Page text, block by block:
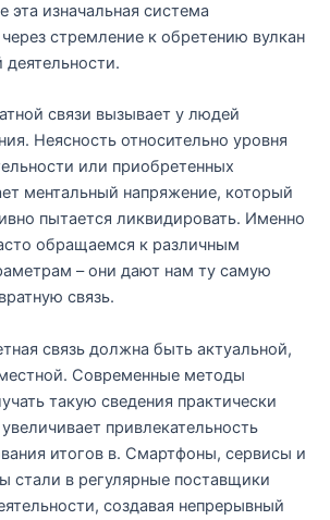
изначальная система
стремление к обретению вулкан
связи вызывает у людей
Неясность относительно уровня
или приобретенных
ментальный напряжение, который
пытается ликвидировать. Именно
обращаемся к различным
– они дают нам ту самую
связь.
связь должна быть актуальной,
Современные методы
такую сведения практически
привлекательность
итогов в. Смартфоны, сервисы и
стали в регулярные поставщики
создавая непрерывный